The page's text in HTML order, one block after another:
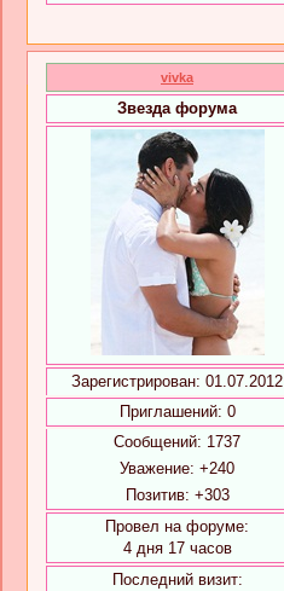
vivka
Звезда форума
Зарегистрирован: 01.07.2012
Приглашений: 0
Сообщений: 1737
Уважение: +240
Позитив: +303
Провел на форуме:
4 дня 17 часов
Последний визит: